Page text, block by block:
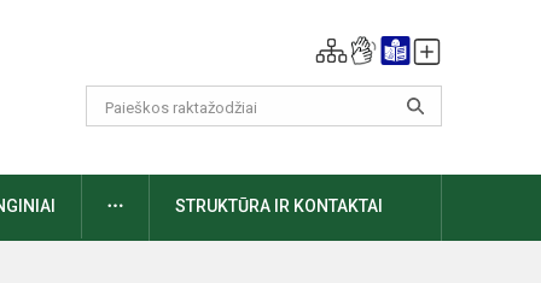
DAUGIAUSTRUKTŪRA IR KONTAKTAI